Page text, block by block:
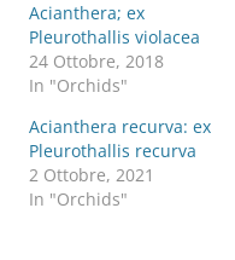
Acianthera; ex
Pleurothallis violacea
24 Ottobre, 2018
In "Orchids"
Acianthera recurva: ex
Pleurothallis recurva
2 Ottobre, 2021
In "Orchids"